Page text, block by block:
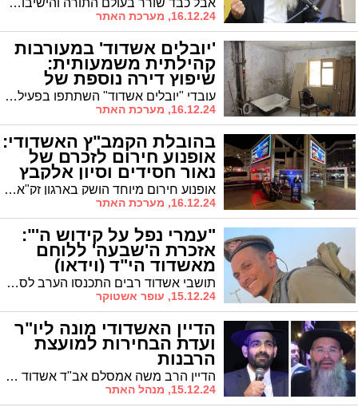
אבל כבד שורר בעולם התורה והישיבות עם היוודע הבשורה הקשה על הסתלקותו לשמי רום של ראש הישיבה הגאון הגדול רבי אשר הכהן דויטש זצוק"ל, ראש ישיבת פוניבז' ומנהיג 'בני תורה' של הפלג הירושלמי והוא בן 79. מסע ההלוויה יצא הערב בשעה 20:00 מישיבת פוניבז' בבני ברק
16.12.24, מערכת האתר
'יובלים אשדוד' במעורבות
קהילתית משמעותית:
שיפוץ דירה נוספת של
דיירי "אקים אשדוד" עובדי "יובלים אשדוד" השתתפו בפעילות התנדבותית לשיפוץ דירת מגורים וטיפוח החצר של דיירי "אקים אשדוד", ברחוב רוגוזין מטרה לשפר את איכות החיים של הדיירים.
16.12.24, מערכת האתר
בהובלת הקמב"ץ האשדודי:
אופנוע חירום לזכרם של
נאור חסידים וסיון אלקבץ
הי"ד (וידאו) אופנוע חירום מיוחד הושק בארגון זק"א לזכרם של נאור חסידים וסיון אלקבץ הי"ד, שנרצחו באכזריות על ידי מחבלי חמאס במתחם הצעירים בכפר עזה בשמחת תורה.
16.12.24, מערכת האתר
"עמרי נפל על קידוש ה'":
אזכרת ה'שבעה' ללוחם
מאשדוד הי"ד (וידאו)
תושבי אשדוד רבים התכנסו הערב לסעודת מצווה לזכרו של סמל עמרי כהן הי"ד, לוחם גבעתי שנפל בקרב בג'באליה לפני שבוע. "הגבורה שלו תיזכר לנצח, השמחה שלו ממשיכה לפעם בלבבות", ספדו הנואמים
15.12.24, עופר אשטוקר
הדיין האשדודי מונה ליו"ר
ועדת הבחירות למועצת
הרבנות
הדיין הרב משה אמסלם אב"ד אשדוד התמנה ליו"ר הוועדה לבחירות למועצת הרבנות. מטעם הממשלה יהיו בוועדה יהיו שתי נציגות הגב' חיה דהן והגב' מיכל שמש. שני נציגים נוספים מטעם מועצת הרבנות לא נדרשים לאישור הממשלה
15.12.24, מנהל האתר